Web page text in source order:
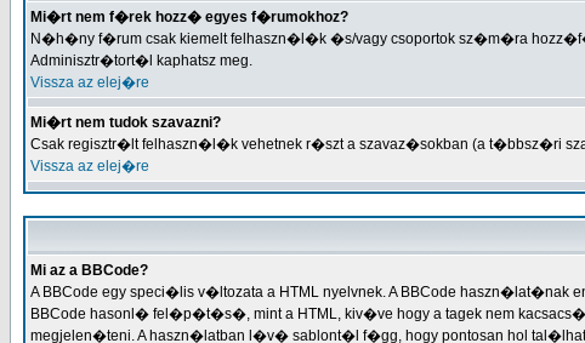
Mi�rt nem f�rek hozz� egyes f�rumokhoz?
N�h�ny f�rum csak kiemelt felhaszn�l�k �s/vagy csoportok sz�m�ra
Adminisztr�tort�l kaphatsz meg.
Vissza az elej�re
Mi�rt nem tudok szavazni?
Csak regisztr�lt felhaszn�l�k vehetnek r�szt a szavaz�sokban (a t�bbsz�ri
Vissza az elej�re
Mi az a BBCode?
A BBCode egy speci�lis v�ltozata a HTML nyelvnek. A BBCode
BBCode hasonl� fel�p�t�s�, mint a HTML, kiv�ve hogy a tagek nem
megjelen�teni. A haszn�latban l�v� sablont�l f�gg, hogy pontosan hol